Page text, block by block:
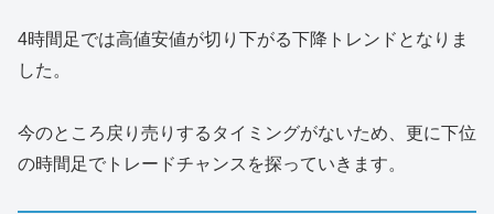
4時間足では高値安値が切り下がる下降トレンドとなりま
した。
今のところ戻り売りするタイミングがないため、更に下位
の時間足でトレードチャンスを探っていきます。